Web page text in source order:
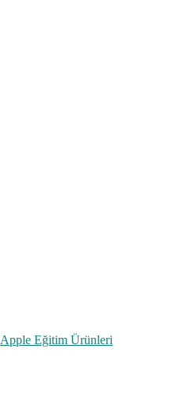
Apple Eğitim Ürünleri